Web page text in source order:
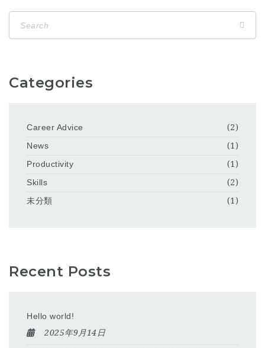
Categories
Career Advice
(2)
News
(1)
Productivity
(1)
Skills
(2)
未分類
(1)
Recent Posts
Hello world!
2025年9月14日